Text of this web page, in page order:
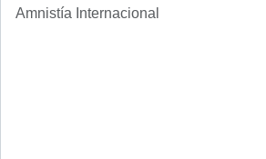
Amnistía Internacional